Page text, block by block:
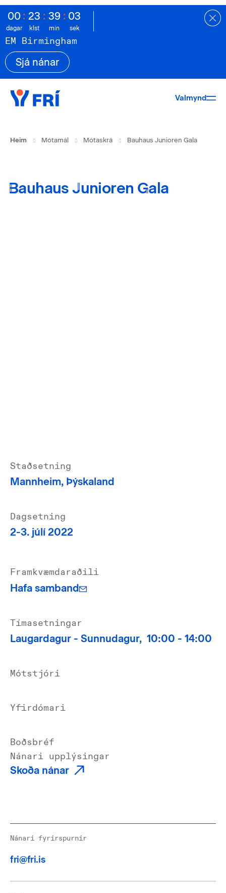
00
dagar
: 23
klst
: 39
mín
: 02
sek
EM Birmingham
Sjá nánar
Valmynd
Heim Mótamál Mótaskrá Bauhaus Junioren Gala
Bauhaus Junioren Gala
Staðsetning
Mannheim, Þýskaland
Dagsetning
2-3. júlí 2022
Framkvæmdaraðili
Hafa samband
Tímasetningar
Laugardagur - Sunnudagur, 10:00 - 14:00
Mótstjóri
Yfirdómari
Boðsbréf
Nánari upplýsingar
Skoða nánar
Nánari fyrirspurnir
fri@fri.is